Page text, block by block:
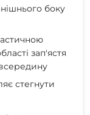
боку
зап'ястя
стегнути